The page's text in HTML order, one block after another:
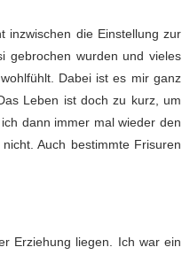
inzwischen die Einstellung zur
gebrochen wurden und vieles
Dabei ist es mir ganz
Leben ist doch zu kurz, um
dann immer mal wieder den
Auch bestimmte Frisuren
Erziehung liegen. Ich war ein